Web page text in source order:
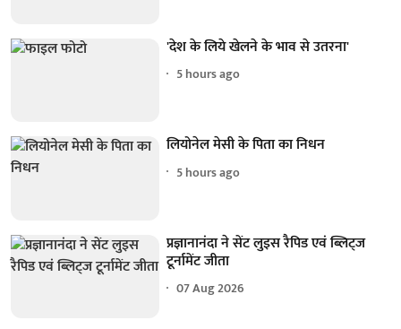
'देश के लिये खेलने के भाव से उतरना'
5 hours ago
लियोनेल मेसी के पिता का निधन
5 hours ago
प्रज्ञानानंदा ने सेंट लुइस रैपिड एवं ब्लिट्ज
टूर्नामेंट जीता
07 Aug 2026